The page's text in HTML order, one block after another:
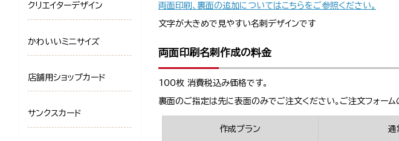
両面印刷、裏面の追加についてはこちらをご参照ください。
文字が大きめで見やすい名刺デザインです
両面印刷名刺作成の料金
100枚 消費税込み価格です。
裏面のご指定は先に表面のみでご注文ください。ご注文フォー
作成プラン 通
クリエイターデザイン
かわいいミニサイズ
店舗用ショップカード
サンクスカード